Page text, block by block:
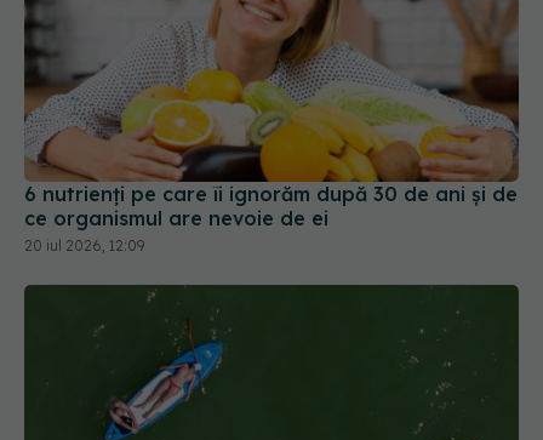
6 nutrienți pe care îi ignorăm după 30 de ani și de
ce organismul are nevoie de ei
20 iul 2026, 12:09